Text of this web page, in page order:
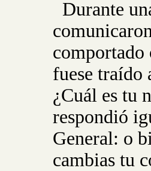
Durante
comportado
fuese traído
¿Cuál es tu
respondió
General: o
cambias tu